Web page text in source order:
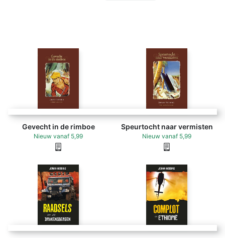
Gevecht in de rimboe
Nieuw vanaf 5,99
Speurtocht naar vermisten
Nieuw vanaf 5,99